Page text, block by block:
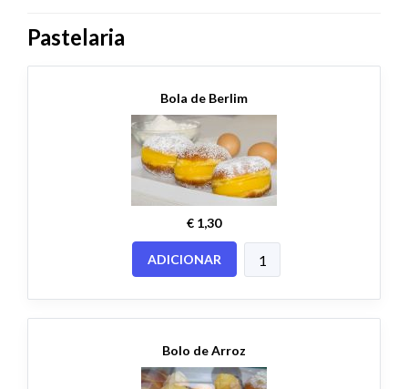
Pastelaria
Bola de Berlim
€ 1,30
ADICIONAR
Bolo de Arroz